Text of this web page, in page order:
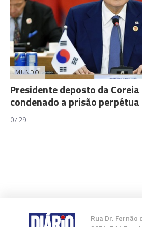
MUNDO
Presidente deposto da Coreia
condenado a prisão perpétua
07:29
Rua Dr. Fernão